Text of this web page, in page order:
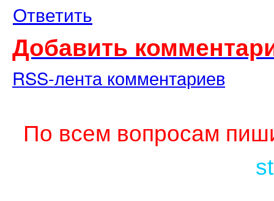
Ответить
Добавить
RSS-лента комментариев
По всем вопросам